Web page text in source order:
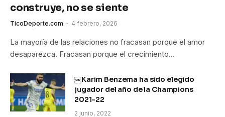
construye, no se siente
TicoDeporte.com 4 febrero, 2026
La mayoría de las relaciones no fracasan porque el amor
desaparezca. Fracasan porque el crecimiento…
￼Karim Benzema ha sido elegido
jugador del año de la Champions
2021-22
2 junio, 2022